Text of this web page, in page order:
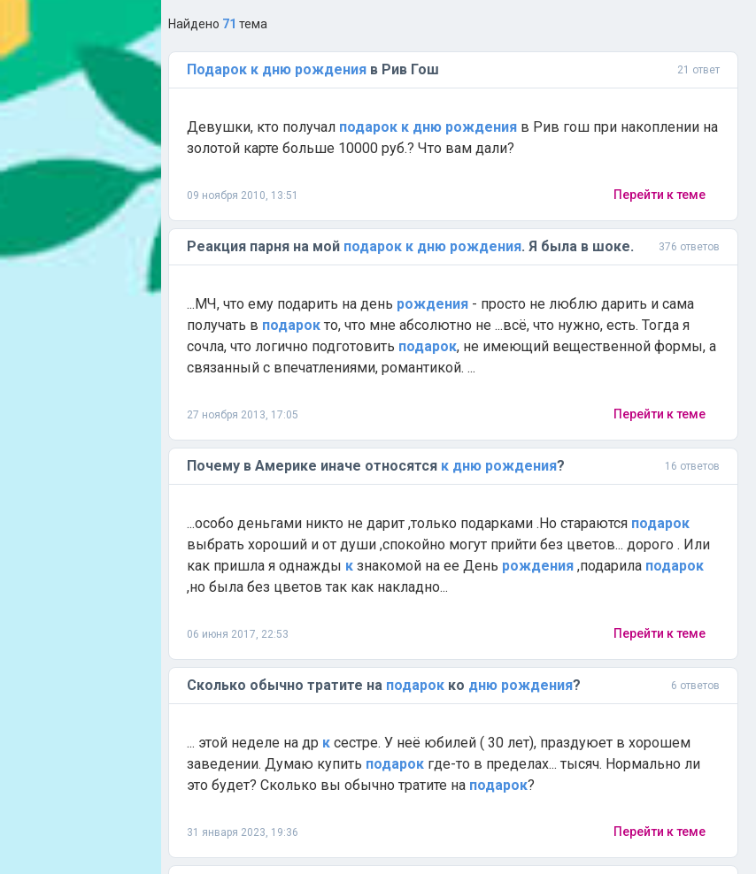
Найдено 71 тема
Подарок к дню рождения в Рив Гош 21 ответ
Девушки, кто получал подарок к дню рождения в Рив гош при накоплении на
золотой карте больше 10000 руб.? Что вам дали?
09 ноября 2010, 13:51 Перейти к теме
Реакция парня на мой подарок к дню рождения. Я была в шоке. 376 ответов
...МЧ, что ему подарить на день рождения - просто не люблю дарить и сама
получать в подарок то, что мне абсолютно не ...всё, что нужно, есть. Тогда я
сочла, что логично подготовить подарок, не имеющий вещественной формы, а
связанный с впечатлениями, романтикой. ...
27 ноября 2013, 17:05 Перейти к теме
Почему в Америке иначе относятся к дню рождения? 16 ответов
...особо деньгами никто не дарит ,только подарками .Но стараются подарок
выбрать хороший и от души ,спокойно могут прийти без цветов... дорого . Или
как пришла я однажды к знакомой на ее День рождения ,подарила подарок
,но была без цветов так как накладно...
06 июня 2017, 22:53 Перейти к теме
Сколько обычно тратите на подарок ко дню рождения? 6 ответов
... этой неделе на др к сестре. У неё юбилей ( 30 лет), праздуюет в хорошем
заведении. Думаю купить подарок где-то в пределах... тысяч. Нормально ли
это будет? Сколько вы обычно тратите на подарок?
31 января 2023, 19:36 Перейти к теме